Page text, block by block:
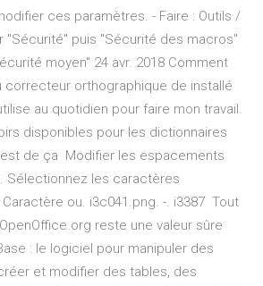
ces paramètres. - Faire : Outils /
"Sécurité" puis "Sécurité des macros"
moyen" 24 avr. 2018 Comment
correcteur orthographique de installé
au quotidien pour faire mon travail.
disponibles pour les dictionnaires
de ça Modifier les espacements
Sélectionnez les caractères
ou. i3c041.png. -. i3387 Tout
reste une valeur sûre
: le logiciel pour manipuler des
et modifier des tables, des